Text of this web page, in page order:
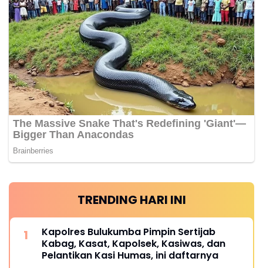
TRENDING HARI INI
Kapolres Bulukumba Pimpin Sertijab
Kabag, Kasat, Kapolsek, Kasiwas, dan
Pelantikan Kasi Humas, ini daftarnya